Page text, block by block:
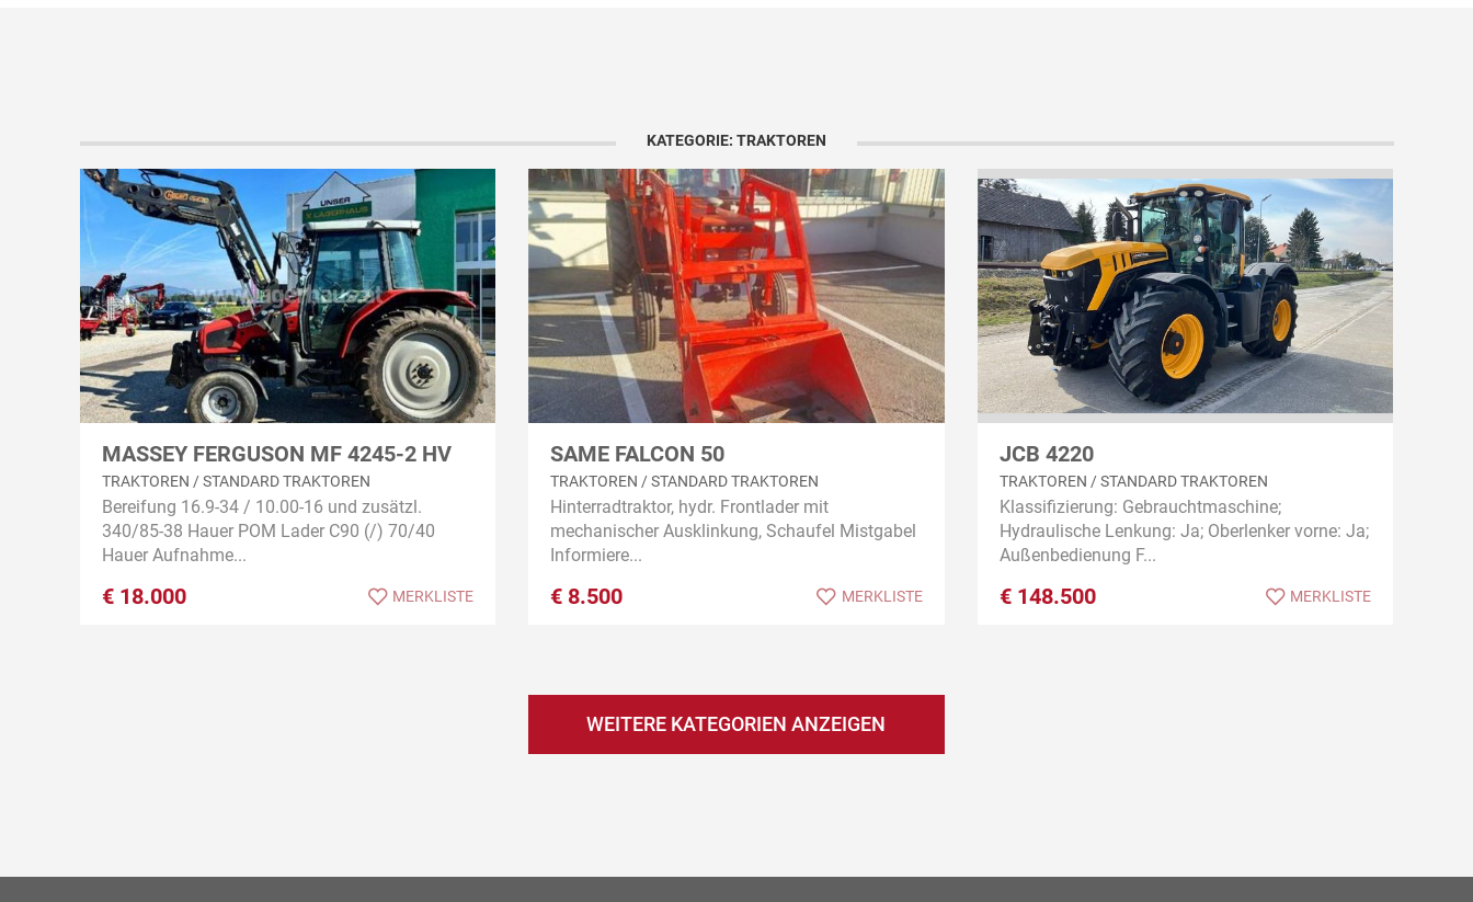
KATEGORIE: TRAKTOREN
MASSEY FERGUSON MF 4245-2 HV
TRAKTOREN / STANDARD TRAKTOREN
Bereifung 16.9-34 / 10.00-16 und zusätzl.
340/85-38 Hauer POM Lader C90 (/) 70/40
Hauer Aufnahme...
€ 18.000 MERKLISTE
SAME FALCON 50
TRAKTOREN / STANDARD TRAKTOREN
Hinterradtraktor, hydr. Frontlader mit
mechanischer Ausklinkung, Schaufel Mistgabel
Informiere...
€ 8.500 MERKLISTE
JCB 4220
TRAKTOREN / STANDARD TRAKTOREN
Klassifizierung: Gebrauchtmaschine;
Hydraulische Lenkung: Ja; Oberlenker vorne: Ja;
Außenbedienung F...
€ 148.500 MERKLISTE
WEITERE KATEGORIEN ANZEIGEN